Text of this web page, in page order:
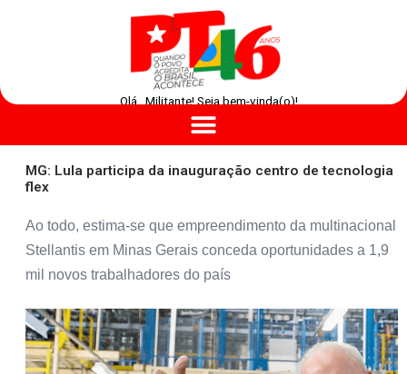
Olá , Militante! Seja bem-vinda(o)!
MG: Lula participa da inauguração centro de tecnologia
flex
Ao todo, estima-se que empreendimento da multinacional
Stellantis em Minas Gerais conceda oportunidades a 1,9
mil novos trabalhadores do país